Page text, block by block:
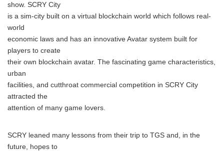
show. SCRY City
is a sim-city built on a virtual blockchain world which follows real-
world
economic laws and has an innovative Avatar system built for
players to create
their own blockchain avatar. The fascinating game characteristics,
urban
facilities, and cutthroat commercial competition in SCRY City
attracted the
attention of many game lovers.
SCRY leaned many lessons from their trip to TGS and, in the
future, hopes to